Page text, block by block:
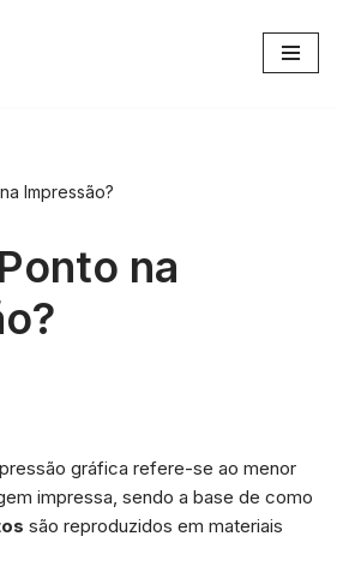
Impressão?
na
gráfica refere-se ao menor
impressa, sendo a base de como
são reproduzidos em materiais